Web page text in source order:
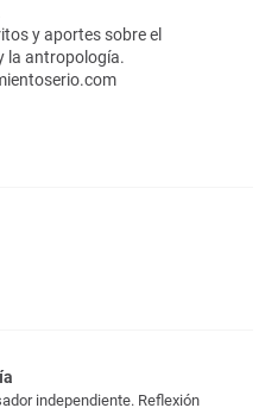
y aportes sobre el
la antropología.
independiente. Reflexión